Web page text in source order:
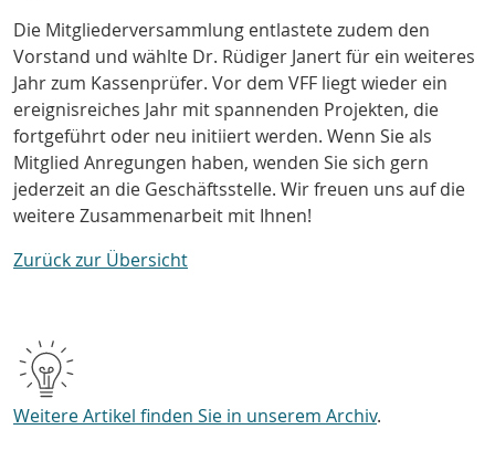
Die Mitgliederversammlung entlastete zudem den
Vorstand und wählte Dr. Rüdiger Janert für ein weiteres
Jahr zum Kassenprüfer. Vor dem VFF liegt wieder ein
ereignisreiches Jahr mit spannenden Projekten, die
fortgeführt oder neu initiiert werden. Wenn Sie als
Mitglied Anregungen haben, wenden Sie sich gern
jederzeit an die Geschäftsstelle. Wir freuen uns auf die
weitere Zusammenarbeit mit Ihnen!
Zurück zur Übersicht
Weitere Artikel finden Sie in unserem Archiv.